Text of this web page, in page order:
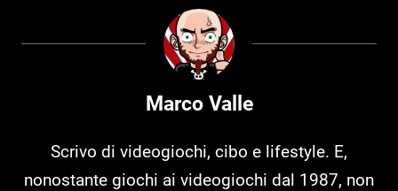
Marco Valle
Scrivo di videogiochi, cibo e lifestyle. E,
nonostante giochi ai videogiochi dal 1987, non